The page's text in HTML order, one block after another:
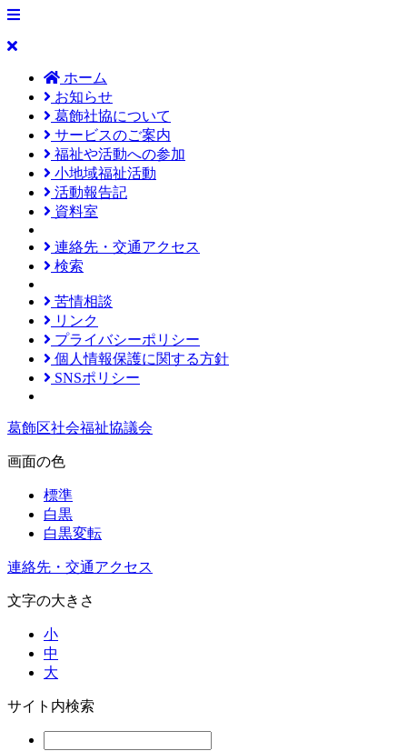
ホーム
お知らせ
葛飾社協について
サービスのご案内
福祉や活動への参加
小地域福祉活動
活動報告記
資料室
連絡先・交通アクセス
検索
苦情相談
リンク
プライバシーポリシー
個人情報保護に関する方針
SNSポリシー
葛飾区社会福祉協議会
画面の色
標準
白黒
白黒変転
連絡先・交通アクセス
文字の大きさ
小
中
大
サイト内検索